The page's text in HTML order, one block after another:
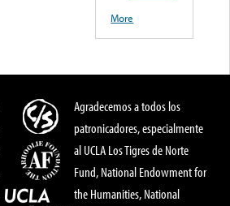
More
Agradecemos a todos los
patronicadores, especialmente
al UCLA Los Tigres de Norte
Fund, National Endowment for
the Humanities, National